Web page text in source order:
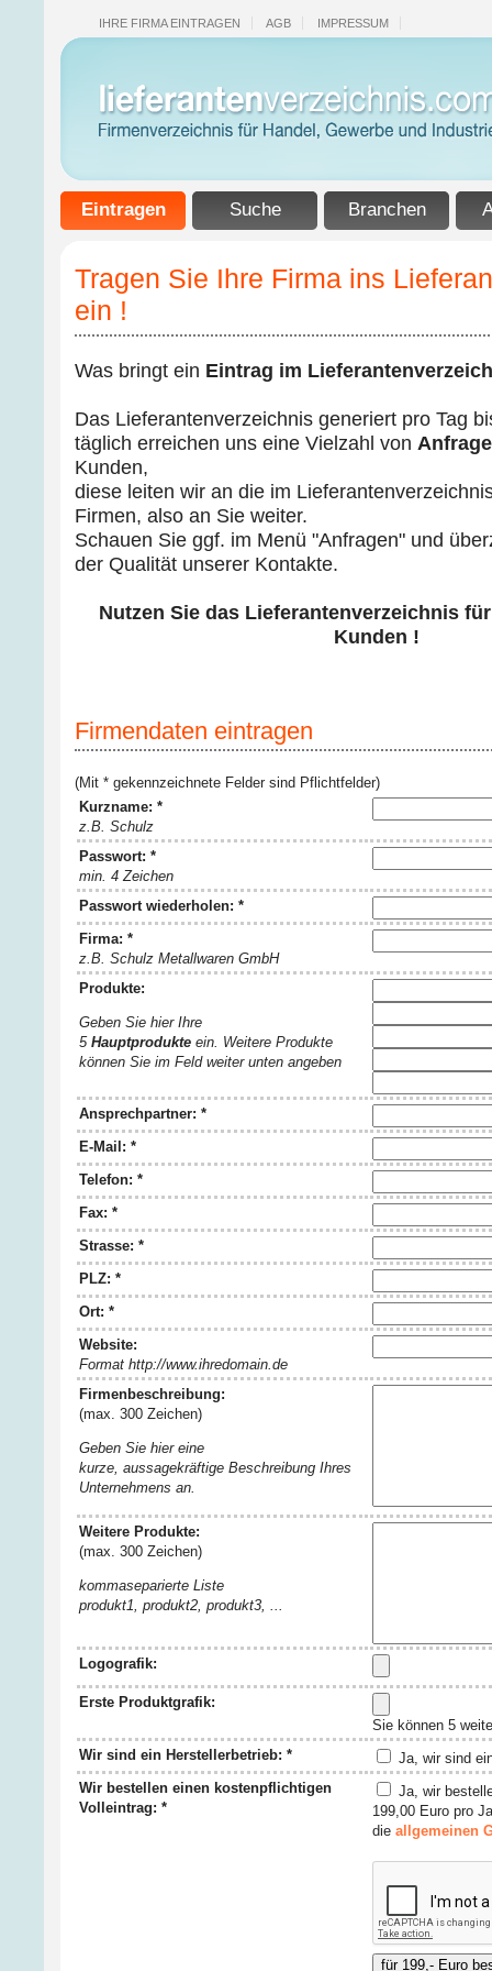
IHRE FIRMA EINTRAGEN AGB IMPRESSUM
Eintragen Suche Branchen
Tragen Sie Ihre Firma ins
ein !
Was bringt ein Eintrag im
Das Lieferantenverzeichnis generiert pro Tag
täglich erreichen uns eine Vielzahl von
Kunden,
diese leiten wir an die im
Firmen, also an Sie weiter.
Schauen Sie ggf. im Menü "Anfragen" und
der Qualität unserer Kontakte.
Nutzen Sie das Lieferantenverzeichnis
Kunden !
Firmendaten eintragen
(Mit * gekennzeichnete Felder sind Pflichtfelder)
Kurzname: *
z.B. Schulz
Passwort: *
min. 4 Zeichen
Passwort wiederholen: *
Firma: *
z.B. Schulz Metallwaren GmbH
Produkte:
Geben Sie hier Ihre
5 Hauptprodukte ein. Weitere Produkte
können Sie im Feld weiter unten angeben
Ansprechpartner: *
E-Mail: *
Telefon: *
Fax: *
Strasse: *
PLZ: *
Ort: *
Website:
Format http://www.ihredomain.de
Firmenbeschreibung:
(max. 300 Zeichen)
Geben Sie hier eine
kurze, aussagekräftige Beschreibung Ihres
Unternehmens an.
Weitere Produkte:
(max. 300 Zeichen)
kommaseparierte Liste
produkt1, produkt2, produkt3, ...
Logografik:
Erste Produktgrafik:
Sie können 5
Wir sind ein Herstellerbetrieb: *
Ja, wir sind
Wir bestellen einen kostenpflichtigen
Volleintrag: *
Ja, wir
199,00 Euro pro
die allgemeinen